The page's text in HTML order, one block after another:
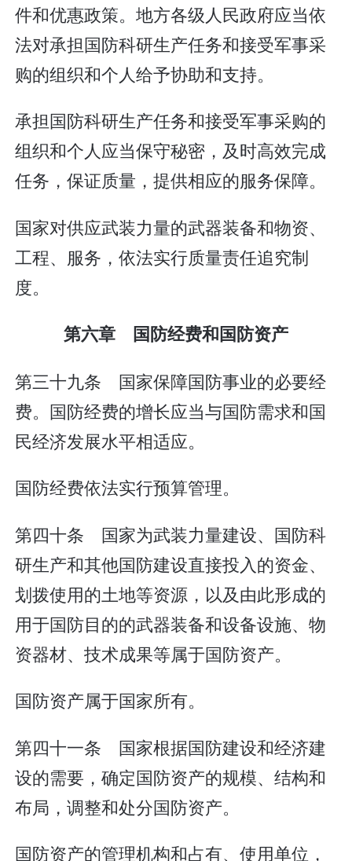
件和优惠政策。地方各级人民政府应当依
法对承担国防科研生产任务和接受军事采
购的组织和个人给予协助和支持。
承担国防科研生产任务和接受军事采购的
组织和个人应当保守秘密，及时高效完成
任务，保证质量，提供相应的服务保障。
国家对供应武装力量的武器装备和物资、
工程、服务，依法实行质量责任追究制
度。
第六章 国防经费和国防资产
第三十九条 国家保障国防事业的必要经
费。国防经费的增长应当与国防需求和国
民经济发展水平相适应。
国防经费依法实行预算管理。
第四十条 国家为武装力量建设、国防科
研生产和其他国防建设直接投入的资金、
划拨使用的土地等资源，以及由此形成的
用于国防目的的武器装备和设备设施、物
资器材、技术成果等属于国防资产。
国防资产属于国家所有。
第四十一条 国家根据国防建设和经济建
设的需要，确定国防资产的规模、结构和
布局，调整和处分国防资产。
国防资产的管理机构和占有、使用单位，